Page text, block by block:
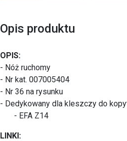
Opis produktu
OPIS:
- Nóż ruchomy
- Nr kat. 007005404
- Nr 36 na rysunku
- Dedykowany dla kleszczy do
- EFA Z14
LINKI: